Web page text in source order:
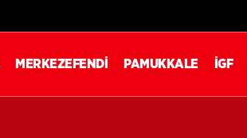
MERKEZEFENDİ PAMUKKALE İGF